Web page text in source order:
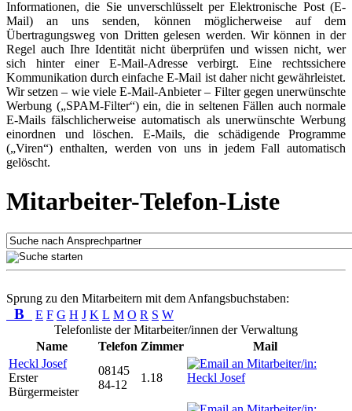
Informationen, die Sie unverschlüsselt per Elektronische Post (E-
Mail) an uns senden, können möglicherweise auf dem
Übertragungsweg von Dritten gelesen werden. Wir können in der
Regel auch Ihre Identität nicht überprüfen und wissen nicht, wer
sich hinter einer E-Mail-Adresse verbirgt. Eine rechtssichere
Kommunikation durch einfache E-Mail ist daher nicht gewährleistet.
Wir setzen – wie viele E-Mail-Anbieter – Filter gegen unerwünschte
Werbung („SPAM-Filter“) ein, die in seltenen Fällen auch normale
E-Mails fälschlicherweise automatisch als unerwünschte Werbung
einordnen und löschen. E-Mails, die schädigende Programme
(„Viren“) enthalten, werden von uns in jedem Fall automatisch
gelöscht.
Mitarbeiter-Telefon-Liste
Sprung zu den Mitarbeitern mit dem Anfangsbuchstaben:
B E F G H J K L M O R S W
Telefonliste der Mitarbeiter/innen der Verwaltung
Name
Telefon Zimmer
Mail
Heckl Josef
Erster
Bürgermeister
08145
84-12
1.18